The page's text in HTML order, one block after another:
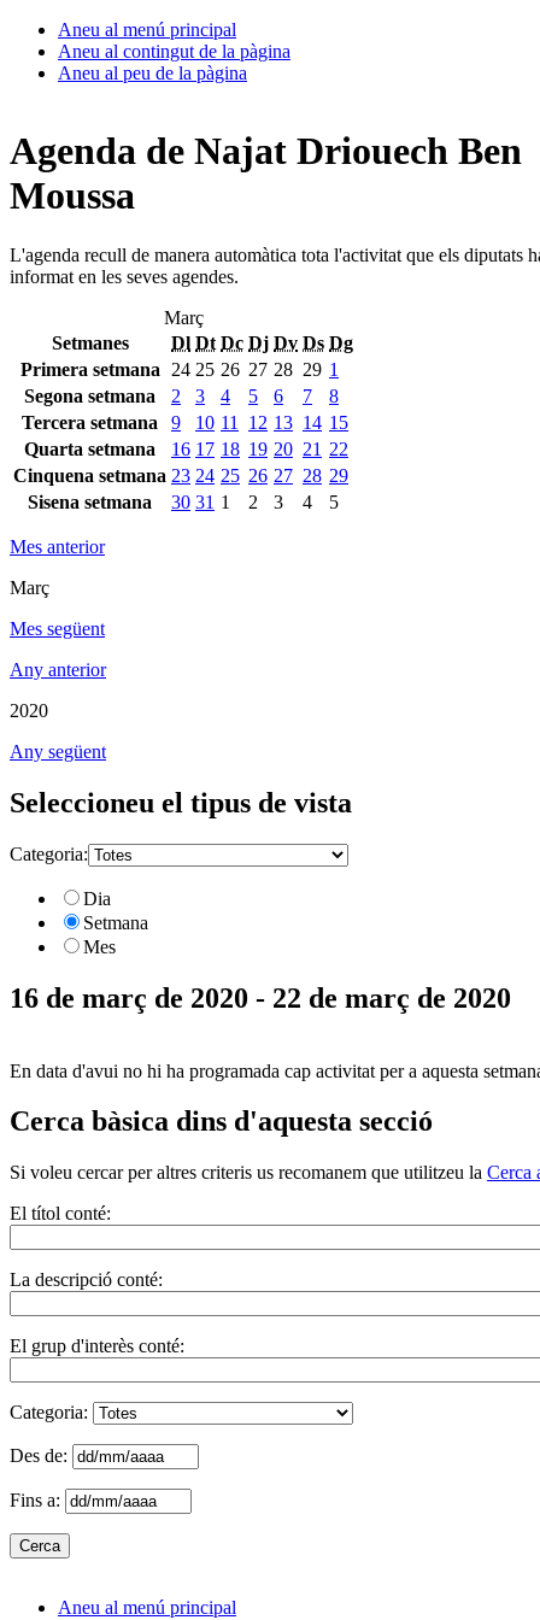
Aneu al menú principal
Aneu al contingut de la pàgina
Aneu al peu de la pàgina
Agenda de Najat Driouech Ben
Moussa
L'agenda recull de manera automàtica tota l'activitat que els diputats
informat en les seves agendes.
Març
Setmanes
Dl Dt Dc Dj Dv Ds Dg
Primera setmana
24 25 26 27 28 29 1
Segona setmana
2 3 4 5 6 7
8
Tercera setmana
9 10 11 12 13 14 15
Quarta setmana
16 17 18 19 20 21 22
Cinquena setmana 23 24 25 26 27 28 29
Sisena setmana
30 31 1 2 3 4 5
Mes anterior
Març
Mes següent
Any anterior
2020
Any següent
Seleccioneu el tipus de vista
Categoria:
Dia
Setmana
Mes
16 de març de 2020 - 22 de març de 2020
En data d'avui no hi ha programada cap activitat per a aquesta
Cerca bàsica dins d'aquesta secció
Si voleu cercar per altres criteris us recomanem que utilitzeu la Cerca
El títol conté:
La descripció conté:
El grup d'interès conté:
Categoria:
Des de:
Fins a:
Aneu al menú principal